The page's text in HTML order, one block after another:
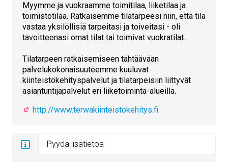
Myymme ja vuokraamme toimitilaa, liiketilaa ja
toimistotilaa. Ratkaisemme tilatarpeesi niin, että tila
vastaa yksilöllisiä tarpeitasi ja toiveitasi - oli
tavoitteenasi omat tilat tai toimivat vuokratilat.
Tilatarpeen ratkaisemiseen tähtäävään
palvelukokonaisuuteemme kuuluvat
kiinteistökehityspalvelut ja tilatarpeisiin liittyvät
asiantuntijapalvelut eri liiketoiminta-alueilla.
http://www.terwakiinteistokehitys.fi
Pyydä lisätietoa